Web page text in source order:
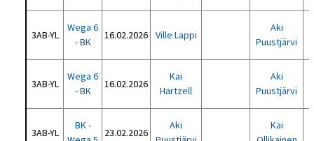
3AB-YL
Wega 6
- BK
16.02.2026 Ville Lappi
Aki
Puustjärvi
3AB-YL
Wega 6
- BK
16.02.2026
Kai
Hartzell
Aki
Puustjärvi
3AB-YL
BK -
23.02.2026
Aki
Kai